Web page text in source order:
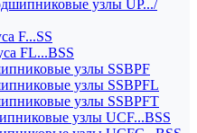
узлы UP.../
F...SS
FL...BSS
узлы SSBPF
узлы SSBPFL
узлы SSBPFT
узлы UCF...BSS